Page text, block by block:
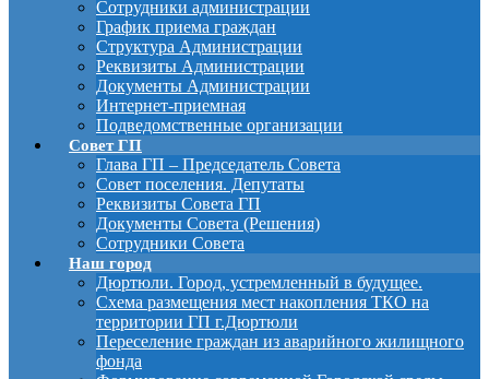
Сотрудники администрации
График приема граждан
Структура Администрации
Реквизиты Администрации
Документы Администрации
Интернет-приемная
Подведомственные организации
Совет ГП
Глава ГП – Председатель Совета
Совет поселения. Депутаты
Реквизиты Совета ГП
Документы Совета (Решения)
Сотрудники Совета
Наш город
Дюртюли. Город, устремленный в будущее.
Схема размещения мест накопления ТКО на
территории ГП г.Дюртюли
Переселение граждан из аварийного жилищного
фонда